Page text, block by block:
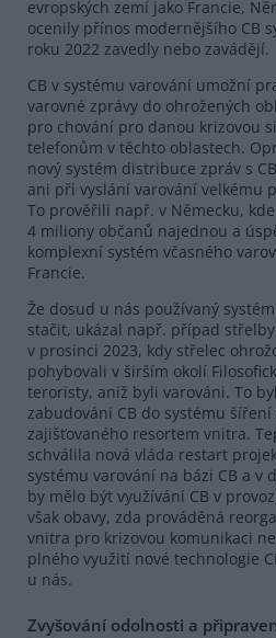
evropských zemí jako Francie,
ocenily přínos modernějšího CB
roku 2022 zavedly nebo zavádějí.
CB v systému varování umožní
varovné zprávy do ohrožených
pro chování pro danou krizovou
telefonům v těchto oblastech.
nový systém distribuce zpráv s
ani při vyslání varování velkému
To prověřili např. v Německu,
4 miliony občanů najednou a
komplexní systém včasného
Francie.
Že dosud u nás používaný
stačit, ukázal např. případ
v prosinci 2023, kdy střelec
pohybovali v širším okolí
teroristy, aniž byli varováni. To
zabudování CB do systému
zajišťovaného resortem vnitra.
schválila nová vláda restart
systému varování na bázi CB a v
by mělo být využívání CB v
však obavy, zda prováděná
vnitra pro krizovou komunikaci
plného využití nové technologie
u nás.
Zvyšování odolnosti a